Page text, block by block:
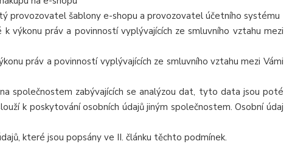
provozovatel šablony e-shopu a provozovatel účetního systému
výkonu práv a povinností vyplývajících ze smluvního vztahu mezi
práv a povinností vyplývajících ze smluvního vztahu mezi Vámi
společnostem zabývajících se analýzou dat, tyto data jsou poté
k poskytování osobních údajů jiným společnostem. Osobní údaj
které jsou popsány ve II. článku těchto podmínek.